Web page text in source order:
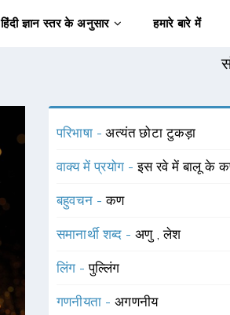
हिंदी ज्ञान स्तर के अनुसार हमारे बारे में
परिभाषा -अत्यंत छोटा टुकड़ा
वाक्य में प्रयोग -इस रवे में बालू के
बहुवचन -कण
समानार्थी शब्द - अणु ,लेश
लिंग -पुल्लिंग
गणनीयता - अगणनीय